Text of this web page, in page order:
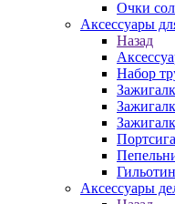
Очки
Аксессуары
Назад
Набор
Аксессуары